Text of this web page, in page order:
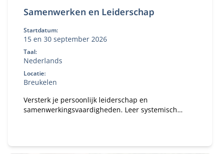
Samenwerken en Leiderschap
Startdatum:
15 en 30 september 2026
Taal:
Nederlands
Locatie:
Breukelen
Versterk je persoonlijk leiderschap en
samenwerkingsvaardigheden. Leer systemisch